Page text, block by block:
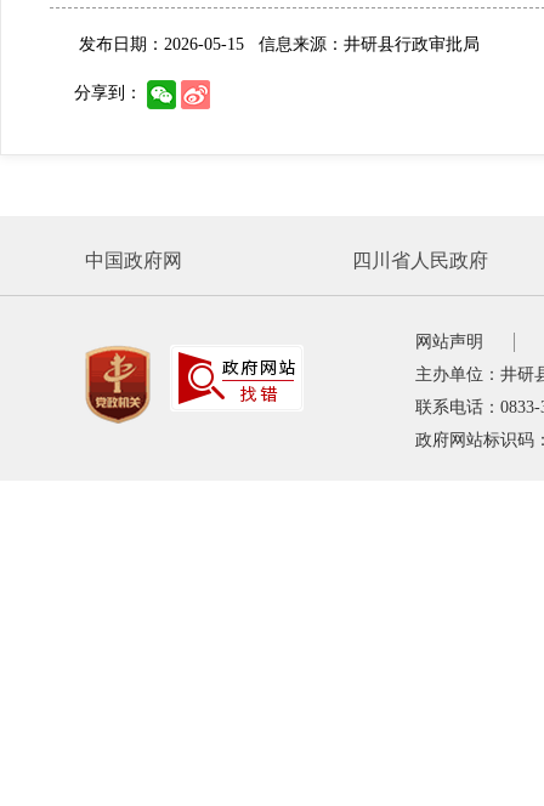
发布日期：2026-05-15 信息来源：井研县行政审批局
分享到：
中国政府网 四川省人民政府
网站声明
主办单位：井研
联系电话：
政府网站标识码